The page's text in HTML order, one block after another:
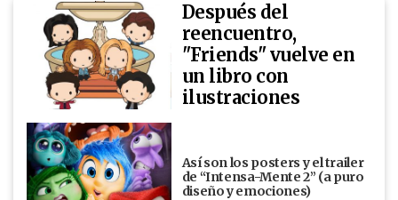
Después del
reencuentro,
"Friends" vuelve en
un libro con
ilustraciones
Así son los posters y el trailer
de “Intensa-Mente 2” (a puro
diseño y emociones)